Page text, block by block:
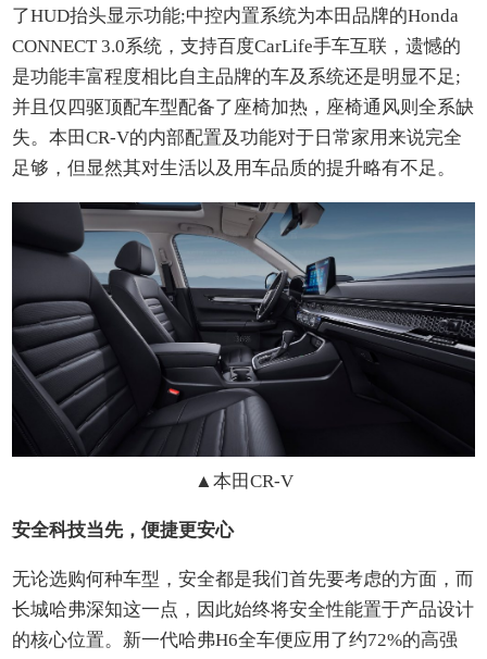
了HUD抬头显示功能;中控内置系统为本田品牌的Honda
CONNECT 3.0系统，支持百度CarLife手车互联，遗憾的
是功能丰富程度相比自主品牌的车及系统还是明显不足;
并且仅四驱顶配车型配备了座椅加热，座椅通风则全系缺
失。本田CR-V的内部配置及功能对于日常家用来说完全
足够，但显然其对生活以及用车品质的提升略有不足。
▲本田CR-V
安全科技当先，便捷更安心
无论选购何种车型，安全都是我们首先要考虑的方面，而
长城哈弗深知这一点，因此始终将安全性能置于产品设计
的核心位置。新一代哈弗H6全车便应用了约72%的高强